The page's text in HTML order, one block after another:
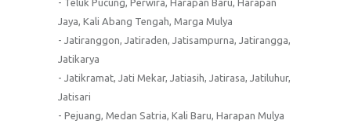
Jaya, Kali Abang Tengah, Marga Mulya
- Jatiranggon, Jatiraden, Jatisampurna, Jatirangga,
Jatikarya
- Jatikramat, Jati Mekar, Jatiasih, Jatirasa, Jatiluhur,
Jatisari
- Pejuang, Medan Satria, Kali Baru, Harapan Mulya